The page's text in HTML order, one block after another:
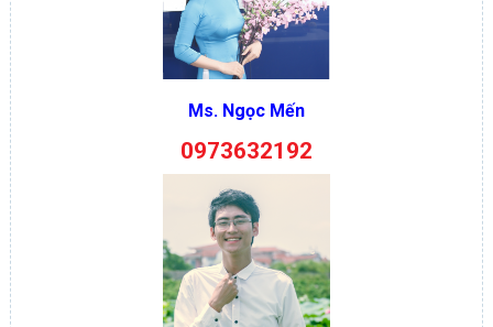
Ms. Ngọc Mến
0973632192